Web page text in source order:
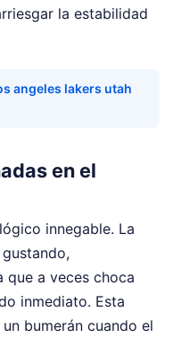
la estabilidad
angeles lakers utah
en el
innegable. La
que a veces choca
inmediato. Esta
bumerán cuando el